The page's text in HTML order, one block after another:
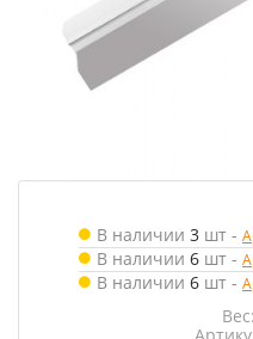
В наличии 3 шт -
В наличии 6 шт -
В наличии 6 шт -